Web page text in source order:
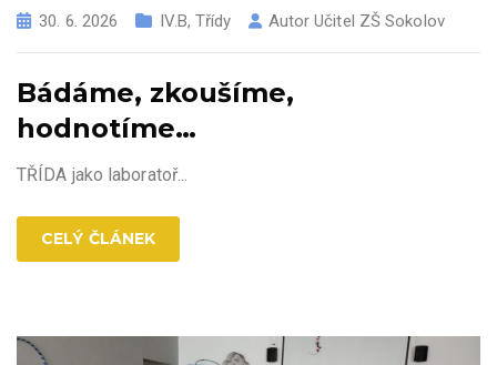
30. 6. 2026 IV.B, Třídy AutorUčitel ZŠ Sokolov
Bádáme, zkoušíme,
hodnotíme…
TŘÍDA jako laboratoř...
CELÝ ČLÁNEK